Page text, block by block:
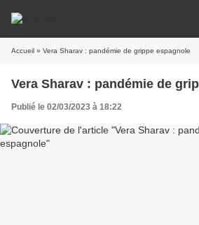
Accueil » Vera Sharav : pandémie de grippe espagnole
Vera Sharav : pandémie de
Publié le 02/03/2023 à 18:22